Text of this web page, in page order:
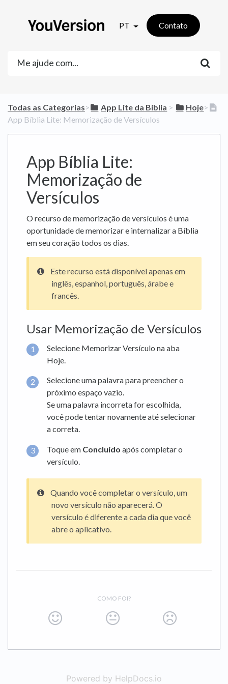
PT Contato
Todas as Categorias​>​ ​App Lite da Bíblia ​ > ​ ​Hoje​>​
App Bíblia Lite: Memorização de Versículos
App Bíblia Lite:
Memorização de
Versículos
O recurso de memorização de versículos é uma
oportunidade de memorizar e internalizar a Bíblia
em seu coração todos os dias.
Este recurso está disponível apenas em
inglês, espanhol, português, árabe e
francês.
Usar Memorização de Versículos
Selecione Memorizar Versículo na aba
Hoje.
Selecione uma palavra para preencher o
próximo espaço vazio.
Se uma palavra incorreta for escolhida,
você pode tentar novamente até selecionar
a correta.
Toque em Concluído após completar o
versículo.
Quando você completar o versículo, um
novo versículo não aparecerá. O
versículo é diferente a cada dia que você
abre o aplicativo.
COMO FOI?
Powered by HelpDocs.io